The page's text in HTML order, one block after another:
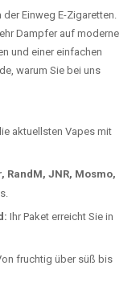
Einweg E-Zigaretten.
Dampfer auf moderne
und einer einfachen
warum Sie bei uns
aktuellsten Vapes mit
RandM, JNR, Mosmo,
Ihr Paket erreicht Sie in
fruchtig über süß bis